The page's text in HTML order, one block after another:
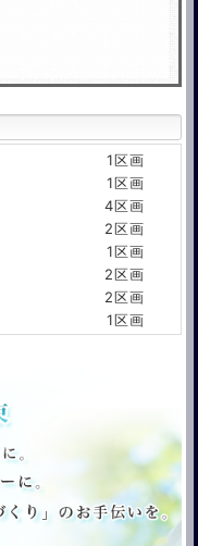
1区画
1区画
4区画
2区画
1区画
2区画
2区画
1区画
3区画
3区画
7区画